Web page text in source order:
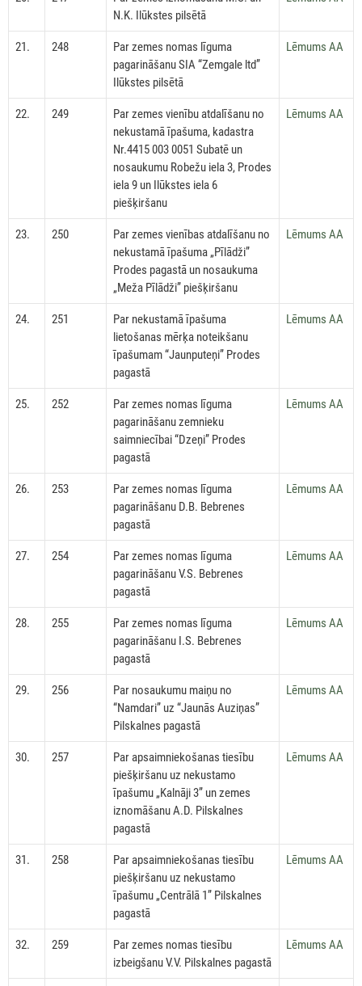
N.K. Ilūkstes pilsētā
21. 248
Par zemes nomas līguma
pagarināšanu SIA “Zemgale ltd”
Ilūkstes pilsētā
Lēmums AA
22. 249
Par zemes vienību atdalīšanu no
nekustamā īpašuma, kadastra
Nr.4415 003 0051 Subatē un
nosaukumu Robežu iela 3, Prodes
iela 9 un Ilūkstes iela 6
piešķiršanu
Lēmums AA
23. 250
Par zemes vienības atdalīšanu no
nekustamā īpašuma „Pīlādži”
Prodes pagastā un nosaukuma
„Meža Pīlādži” piešķiršanu
Lēmums AA
24. 251
Par nekustamā īpašuma
lietošanas mērķa noteikšanu
īpašumam “Jaunputeņi” Prodes
pagastā
Lēmums AA
25. 252
Par zemes nomas līguma
pagarināšanu zemnieku
saimniecībai “Dzeņi” Prodes
pagastā
Lēmums AA
26. 253
Par zemes nomas līguma
pagarināšanu D.B. Bebrenes
pagastā
Lēmums AA
27. 254
Par zemes nomas līguma
pagarināšanu V.S. Bebrenes
pagastā
Lēmums AA
28. 255
Par zemes nomas līguma
pagarināšanu I.S. Bebrenes
pagastā
Lēmums AA
29. 256
Par nosaukumu maiņu no
“Namdari” uz “Jaunās Auziņas”
Pilskalnes pagastā
Lēmums AA
30. 257
Par apsaimniekošanas tiesību
piešķiršanu uz nekustamo
īpašumu „Kalnāji 3” un zemes
iznomāšanu A.D. Pilskalnes
pagastā
Lēmums AA
31. 258
Par apsaimniekošanas tiesību
piešķiršanu uz nekustamo
īpašumu „Centrālā 1” Pilskalnes
pagastā
Lēmums AA
32. 259
Par zemes nomas tiesību
izbeigšanu V.V. Pilskalnes pagastā
Lēmums AA